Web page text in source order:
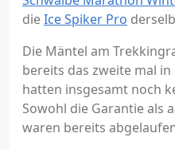
dieIce Spiker Pro
Die Mäntel am
bereits das zweite mal
hatten insgesamt noch
Sowohl die Garantie als
waren bereits